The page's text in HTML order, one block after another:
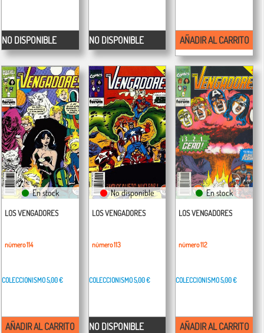
NO DISPONIBLE NO DISPONIBLE AÑADIR AL CARRITO
En stock
LOS VENGADORES
número 114
COLECCIONISMO5,00 €
AÑADIR AL CARRITO
No disponible
LOS VENGADORES
número 113
COLECCIONISMO5,00 €
NO DISPONIBLE
En stock
LOS VENGADORES
número 112
COLECCIONISMO5,00 €
AÑADIR AL CARRITO